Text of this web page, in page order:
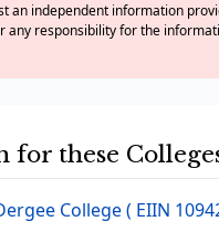
an independent information
any responsibility for the
for these
College( EIIN